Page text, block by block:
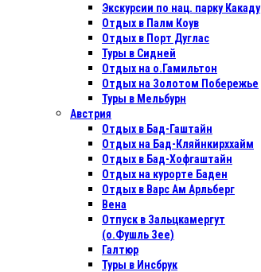
Экскурсии по нац. парку Какаду
Отдых в Палм Коув
Отдых в Порт Дуглас
Туры в Сидней
Отдых на о.Гамильтон
Отдых на Золотом Побережье
Туры в Мельбурн
Австрия
Отдых в Бад-Гаштайн
Отдых на Бад-Кляйнкирххайм
Отдых в Бад-Хофгаштайн
Отдых на курорте Баден
Отдых в Варс Ам Арльберг
Вена
Отпуск в Зальцкамергут
(о.Фушль Зее)
Галтюр
Туры в Инсбрук